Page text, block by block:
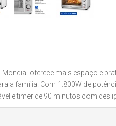
Mondial oferece mais espaço e
a família. Com 1.800W de
e timer de 90 minutos com